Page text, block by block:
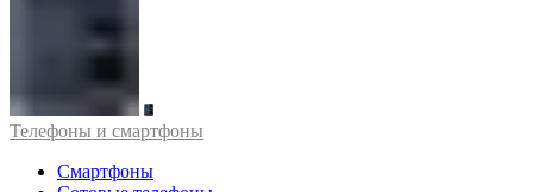
Телефоны и смартфоны
Смартфоны